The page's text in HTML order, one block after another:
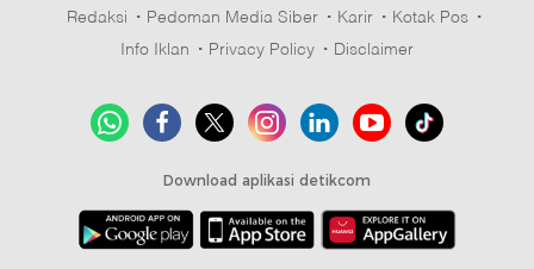
Redaksi Pedoman Media Siber Karir
Kotak Pos
Info Iklan
Privacy Policy Disclaimer
Download aplikasi detikcom